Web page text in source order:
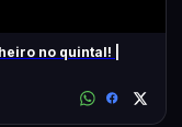
no quintal! |